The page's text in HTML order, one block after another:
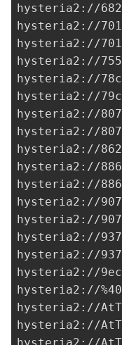
hysteria2://
hysteria2://
hysteria2://
hysteria2://
hysteria2://
hysteria2://
hysteria2://
hysteria2://
hysteria2://
hysteria2://
hysteria2://
hysteria2://
hysteria2://
hysteria2://
hysteria2://
hysteria2://
hysteria2://%
hysteria2://
hysteria2://
hysteria2://